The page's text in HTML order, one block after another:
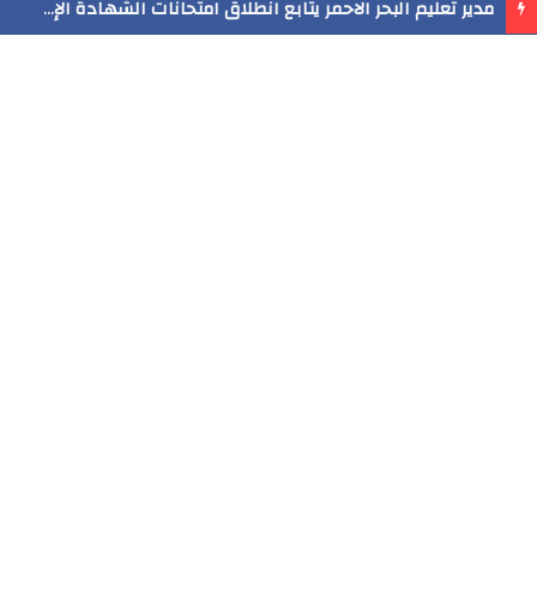
مدير تعليم البحر الاحمر يتابع انطلاق امتحانات الشهادة الإعدادية ويؤكد: الانضباط